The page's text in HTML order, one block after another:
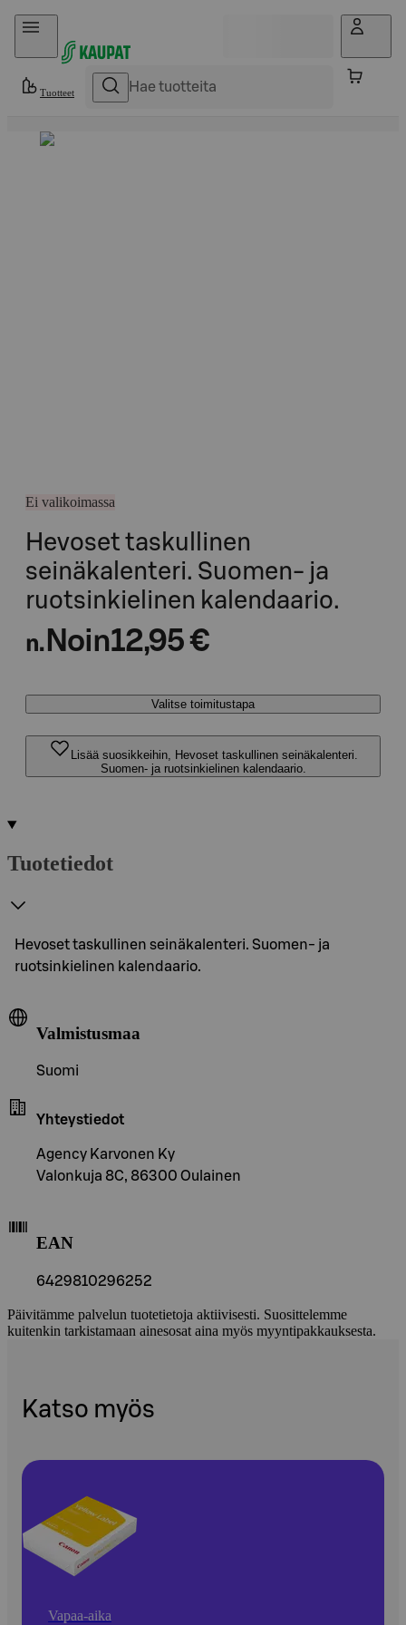
Hyppää sisältöön
Tuotteet
Ei valikoimassa
Hevoset taskullinen
seinäkalenteri. Suomen- ja
ruotsinkielinen kalendaario.
n. Noin12,95 €
Valitse toimitustapa
Lisää suosikkeihin, Hevoset taskullinen seinäkalenteri.
Suomen- ja ruotsinkielinen kalendaario.
Tuotetiedot
Hevoset taskullinen seinäkalenteri. Suomen- ja
ruotsinkielinen kalendaario.
Valmistusmaa
Suomi
Yhteystiedot
Agency Karvonen Ky
Valonkuja 8C, 86300 Oulainen
EAN
6429810296252
Päivitämme palvelun tuotetietoja aktiivisesti. Suosittelemme
kuitenkin tarkistamaan ainesosat aina myös myyntipakkauksesta.
Katso myös
Vapaa-aika